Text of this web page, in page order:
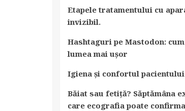
Etapele tratamentului cu
invizibil.
Hashtaguri pe Mastodon:
lumea mai ușor
Igiena și confortul
Băiat sau fetiță? Săptămâna
care ecografia poate